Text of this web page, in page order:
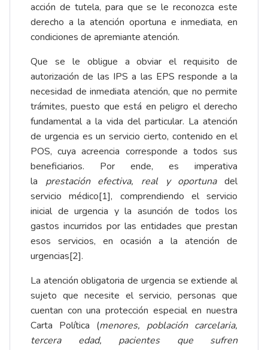
acción de tutela, para que se le reconozca este
derecho a la atención oportuna e inmediata, en
condiciones de apremiante atención.
Que se le obligue a obviar el requisito de
autorización de las IPS a las EPS responde a la
necesidad de inmediata atención, que no permite
trámites, puesto que está en peligro el derecho
fundamental a la vida del particular. La atención
de urgencia es un servicio cierto, contenido en el
POS, cuya acreencia corresponde a todos sus
beneficiarios. Por ende, es imperativa
la prestación efectiva, real y oportunadel
servicio médico[1], comprendiendo el servicio
inicial de urgencia y la asunción de todos los
gastos incurridos por las entidades que prestan
esos servicios, en ocasión a la atención de
urgencias[2].
La atención obligatoria de urgencia se extiende al
sujeto que necesite el servicio, personas que
cuentan con una protección especial en nuestra
Carta Política (menores, población carcelaria,
tercera edad, pacientes que sufren